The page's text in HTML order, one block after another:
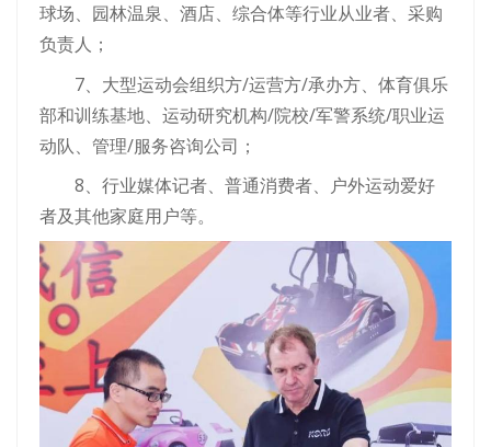
球场、园林温泉、酒店、综合体等行业从业者、采购
负责人；
7、大型运动会组织方/运营方/承办方、体育俱乐
部和训练基地、运动研究机构/院校/军警系统/职业运
动队、管理/服务咨询公司；
8、行业媒体记者、普通消费者、户外运动爱好
者及其他家庭用户等。